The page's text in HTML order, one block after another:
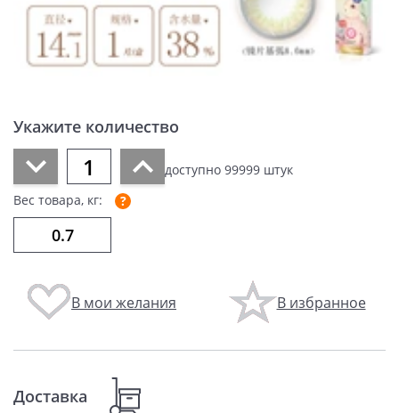
Укажите количество
доступно 99999 штук
Вес товара, кг:
В мои желания В избранное
Доставка